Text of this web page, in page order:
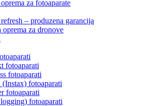
za fotoaparate
– produzena garancija
oprema za dronove
fotoaparati
fotoaparati
(Instax) fotoaparati
fotoaparati
fotoaparati